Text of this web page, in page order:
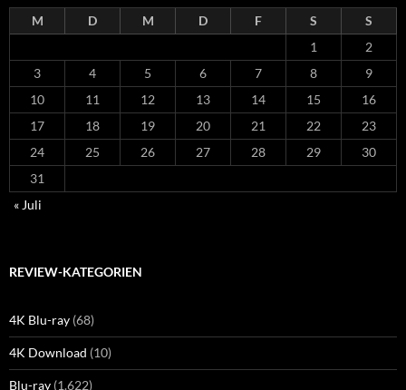
M D M D F S
S
1
2
3
4 5 6 7 8
9
10
11 12 13 14 15
16
17
18 19 20 21 22
23
24
25 26 27 28 29
30
31
« Juli
REVIEW-KATEGORIEN
4K Blu-ray (68)
4K Download (10)
Blu-ray (1.622)